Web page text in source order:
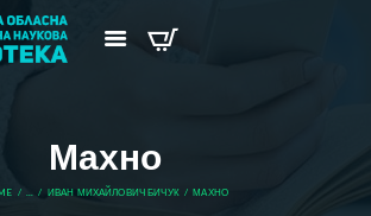
Махно
... ИВАН МИХАЙЛОВИЧ БИЧУК МАХНО